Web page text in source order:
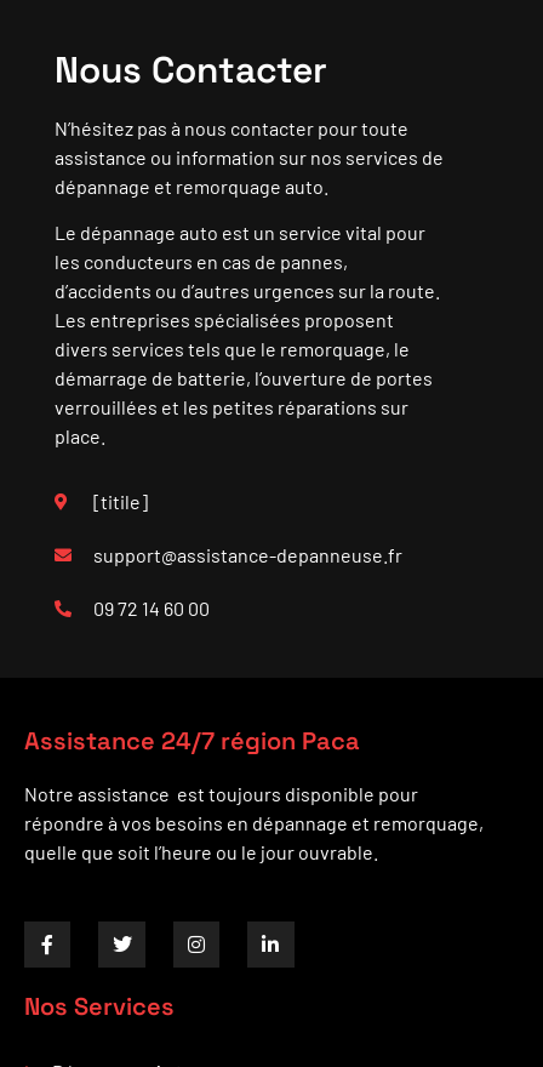
Nous Contacter
N’hésitez pas à nous contacter pour toute
assistance ou information sur nos services de
dépannage et remorquage auto.
Le dépannage auto est un service vital pour
les conducteurs en cas de pannes,
d’accidents ou d’autres urgences sur la route.
Les entreprises spécialisées proposent
divers services tels que le remorquage, le
démarrage de batterie, l’ouverture de portes
verrouillées et les petites réparations sur
place.
[titile]
support@assistance-depanneuse.fr
09 72 14 60 00
Assistance 24/7 région Paca
Notre assistance est toujours disponible pour
répondre à vos besoins en dépannage et remorquage,
quelle que soit l’heure ou le jour ouvrable.
Nos Services